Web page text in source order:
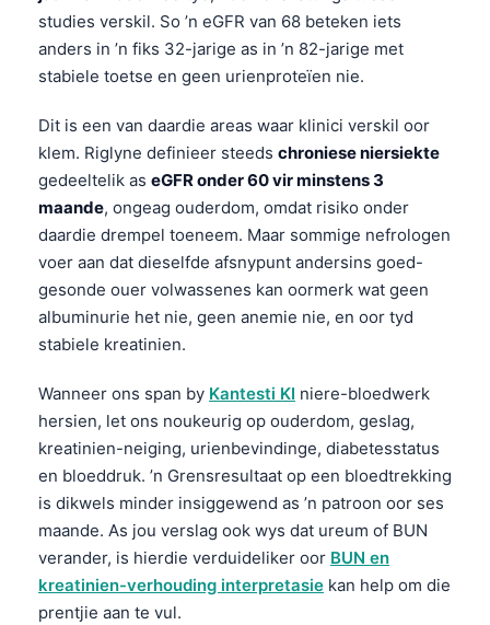
studies verskil. So ’n eGFR van 68 beteken iets
anders in ’n fiks 32-jarige as in ’n 82-jarige met
stabiele toetse en geen urienproteïen nie.
Dit is een van daardie areas waar klinici verskil oor
klem. Riglyne definieer steeds chroniese niersiekte
gedeeltelik as eGFR onder 60 vir minstens 3
maande, ongeag ouderdom, omdat risiko onder
daardie drempel toeneem. Maar sommige nefrologen
voer aan dat dieselfde afsnypunt andersins goed-
gesonde ouer volwassenes kan oormerk wat geen
albuminurie het nie, geen anemie nie, en oor tyd
stabiele kreatinien.
Wanneer ons span by Kantesti KI niere-bloedwerk
hersien, let ons noukeurig op ouderdom, geslag,
kreatinien-neiging, urienbevindinge, diabetesstatus
en bloeddruk. ’n Grensresultaat op een bloedtrekking
is dikwels minder insiggewend as ’n patroon oor ses
maande. As jou verslag ook wys dat ureum of BUN
verander, is hierdie verduideliker oor BUN en
kreatinien-verhouding interpretasie kan help om die
prentjie aan te vul.